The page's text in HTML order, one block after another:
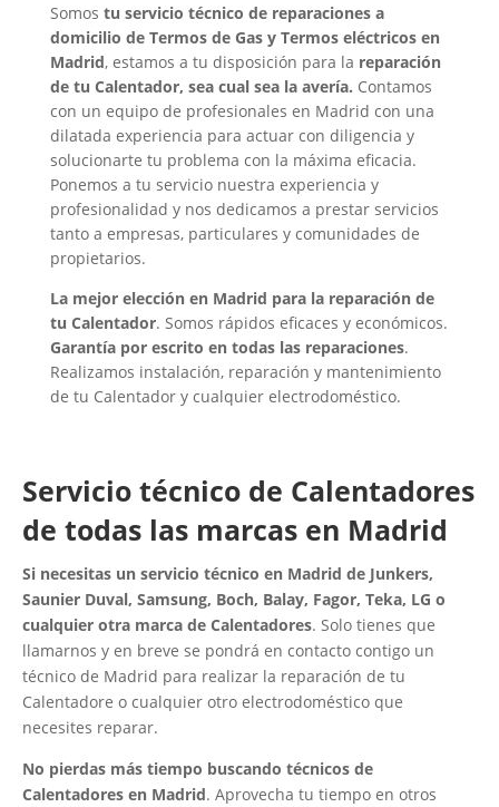
Somos tu servicio técnico de reparaciones a
domicilio de Termos de Gas y Termos eléctricos en
Madrid, estamos a tu disposición para la reparación
de tu Calentador, sea cual sea la avería. Contamos
con un equipo de profesionales en Madrid con una
dilatada experiencia para actuar con diligencia y
solucionarte tu problema con la máxima eficacia.
Ponemos a tu servicio nuestra experiencia y
profesionalidad y nos dedicamos a prestar servicios
tanto a empresas, particulares y comunidades de
propietarios.
La mejor elección en Madrid para la reparación de
tu Calentador. Somos rápidos eficaces y económicos.
Garantía por escrito en todas las reparaciones.
Realizamos instalación, reparación y mantenimiento
de tu Calentador y cualquier electrodoméstico.
Servicio técnico de Calentadores
de todas las marcas en Madrid
Si necesitas un servicio técnico en Madrid de Junkers,
Saunier Duval, Samsung, Boch, Balay, Fagor, Teka, LG o
cualquier otra marca de Calentadores. Solo tienes que
llamarnos y en breve se pondrá en contacto contigo un
técnico de Madrid para realizar la reparación de tu
Calentadore o cualquier otro electrodoméstico que
necesites reparar.
No pierdas más tiempo buscando técnicos de
Calentadores en Madrid. Aprovecha tu tiempo en otros